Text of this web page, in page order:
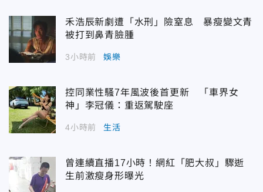
禾浩辰新劇遭「水刑」險窒息 暴瘦變文青
被打到鼻青臉腫
3小時前 娛樂
控同業性騷7年風波後首更新 「車界女
神」李冠儀：重返駕駛座
4小時前 生活
曾連續直播17小時！網紅「肥大叔」驟逝
生前激瘦身形曝光